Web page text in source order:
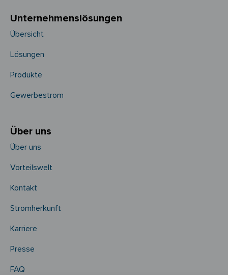
Unternehmens­­lösungen
Übersicht
Lösungen
Produkte
Gewerbestrom
Über uns
Über uns
Vorteilswelt
Kontakt
Stromherkunft
Karriere
Presse
FAQ